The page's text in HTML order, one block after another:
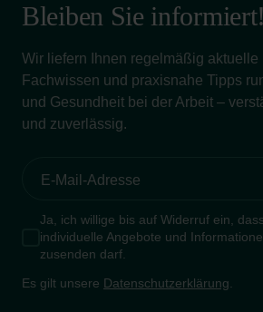
Bleiben Sie informiert!
Wir liefern Ihnen regelmäßig aktuelle
Fachwissen und praxisnahe Tipps
und Gesundheit bei der Arbeit –
und zuverlässig.
Ja, ich willige bis auf Widerruf ein,
individuelle Angebote und
zusenden darf.
Es gilt unsere Datenschutzerklärung